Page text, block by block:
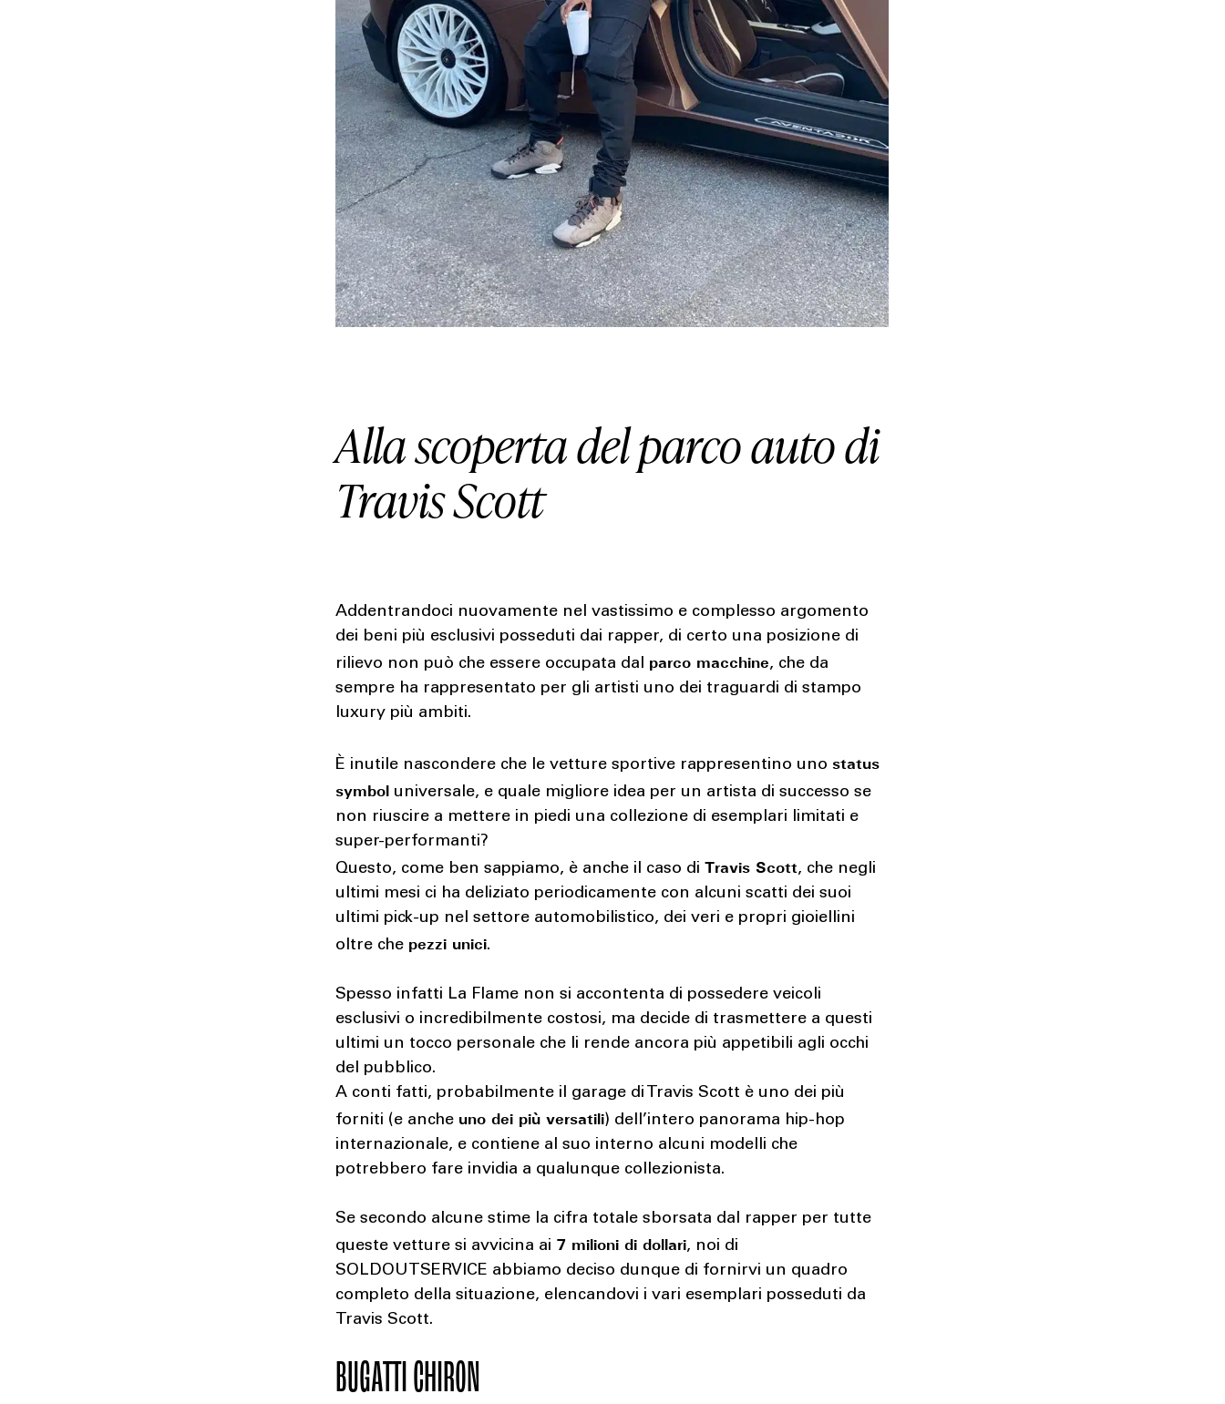
HOUSE
LIFESTYLE
MOTORS
SOUND
SPORT
Alla scoperta del parco auto di
Travis Scott
Addentrandoci nuovamente nel vastissimo e complesso argomento
dei beni più esclusivi posseduti dai rapper, di certo una posizione di
rilievo non può che essere occupata dal parco macchine, che da
sempre ha rappresentato per gli artisti uno dei traguardi di stampo
luxury più ambiti.
È inutile nascondere che le vetture sportive rappresentino unostatus
symbol universale, e quale migliore idea per un artista di successo se
non riuscire a mettere in piedi una collezione di esemplari limitati e
super-performanti?
Questo, come ben sappiamo, è anche il caso diTravis Scott, che negli
ultimi mesi ci ha deliziato periodicamente con alcuni scatti dei suoi
ultimi pick-up nel settore automobilistico, dei veri e propri gioiellini
oltre che pezzi unici.
Spesso infatti La Flame non si accontenta di possedere veicoli
esclusivi o incredibilmente costosi, ma decide di trasmettere a questi
ultimi un tocco personale che li rende ancora più appetibili agli occhi
del pubblico.
A conti fatti, probabilmente il garage di Travis Scott è uno dei più
forniti (e anche uno dei più versatili) dell’intero panorama hip-hop
internazionale, e contiene al suo interno alcuni modelli che
potrebbero fare invidia a qualunque collezionista.
Se secondo alcune stime la cifra totale sborsata dal rapper per tutte
queste vetture si avvicina ai 7 milioni di dollari, noi di
SOLDOUTSERVICE abbiamo deciso dunque di fornirvi un quadro
completo della situazione, elencandovi i vari esemplari posseduti da
Travis Scott.
BUGATTI CHIRON